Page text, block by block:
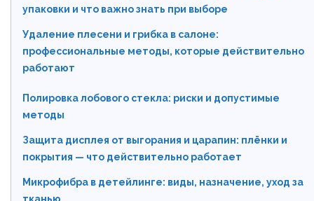
упаковки и что важно знать при выборе
Удаление плесени и грибка в салоне:
профессиональные методы, которые действительно
работают
Полировка лобового стекла: риски и допустимые
методы
Защита дисплея от выгорания и царапин: плёнки и
покрытия — что действительно работает
Микрофибра в детейлинге: виды, назначение, уход за